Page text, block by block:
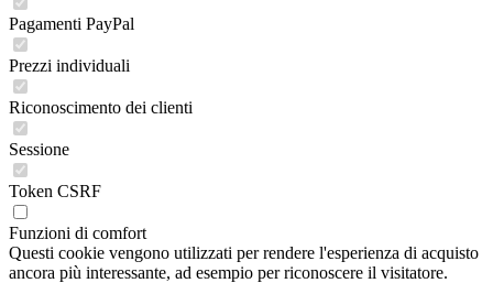
Pagamenti PayPal
Prezzi individuali
Riconoscimento dei clienti
Sessione
Token CSRF
Funzioni di comfort
Questi cookie vengono utilizzati per rendere l'esperienza di acquisto
ancora più interessante, ad esempio per riconoscere il visitatore.